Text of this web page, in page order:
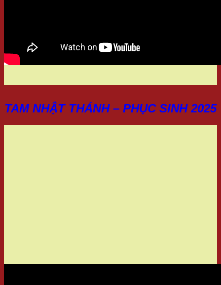
TAM NHẬT THÁNH – PHỤC SINH 2025